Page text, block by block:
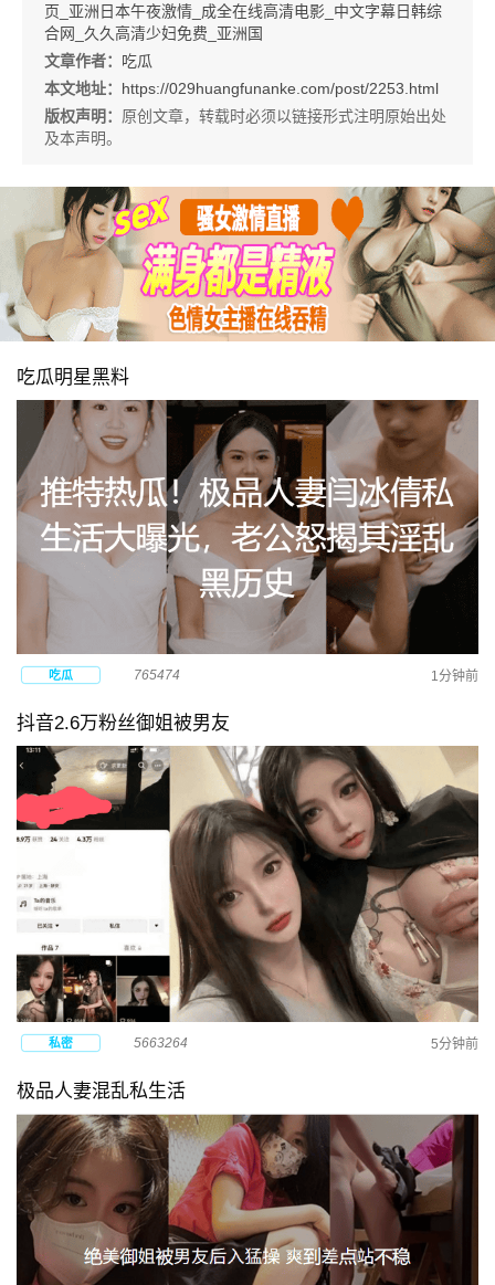
页_亚洲日本午夜激情_成全在线高清电影_中文字幕日韩综
合网_久久高清少妇免费_亚洲国
文章作者： 吃瓜
本文地址： https://029huangfunanke.com/post/2253.html
版权声明： 原创文章，转载时必须以链接形式注明原始出处
及本声明。
吃瓜明星黑料
吃瓜 765474 1分钟前
抖音2.6万粉丝御姐被男友
私密 5663264 5分钟前
极品人妻混乱私生活